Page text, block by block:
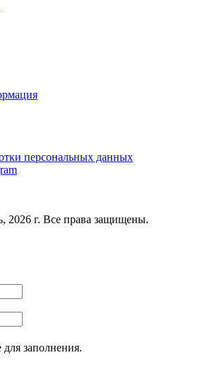
персональных данных
2026 г. Все права защищены.
заполнения.